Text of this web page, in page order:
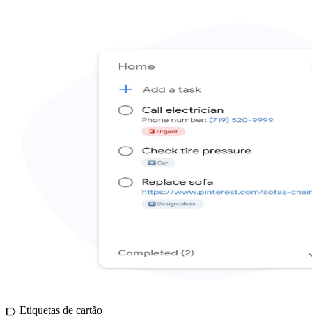
label Etiquetas de cartão